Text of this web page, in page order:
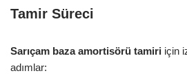
Tamir Süreci
Sarıçam baza amortisörü tamiri için
adımlar: